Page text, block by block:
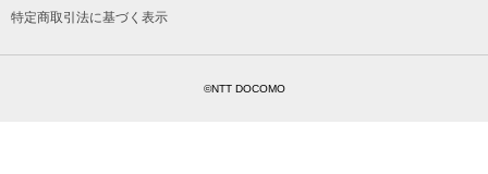
特定商取引法に基づく表示
©NTT DOCOMO